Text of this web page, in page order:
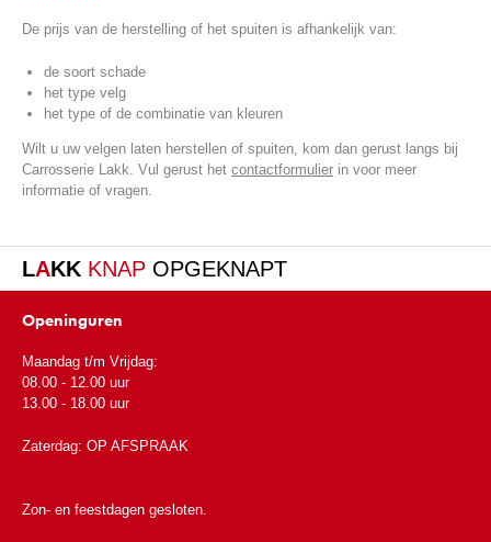
De prijs van de herstelling of het spuiten is afhankelijk van:
de soort schade
het type velg
het type of de combinatie van kleuren
Wilt u uw velgen laten herstellen of spuiten, kom dan gerust langs bij
Carrosserie Lakk. Vul gerust het contactformulier in voor meer
informatie of vragen.
LAKK KNAP OPGEKNAPT
Openinguren
Maandag t/m Vrijdag:
08.00 - 12.00 uur
13.00 - 18.00 uur
Zaterdag: OP AFSPRAAK
Zon- en feestdagen gesloten.